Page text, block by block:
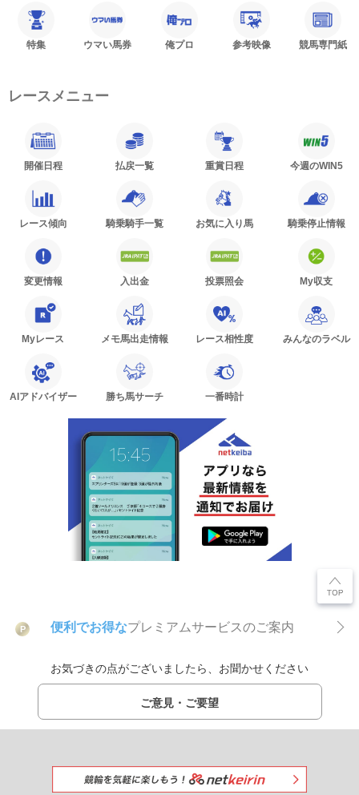
特集 ウマい馬券 俺プロ 参考映像 競馬専門紙
レースメニュー
開催日程 払戻一覧 重賞日程 今週のWIN5
レース傾向 騎乗騎手一覧 お気に入り馬 騎乗停止情報
変更情報 入出金 投票照会 My収支
Myレース メモ馬出走情報 レース相性度 みんなのラベル
AIアドバイザー 勝ち馬サーチ 一番時計
P 便利でお得なプレミアムサービスのご案内
お気づきの点がございましたら、お聞かせください
ご意見・ご要望